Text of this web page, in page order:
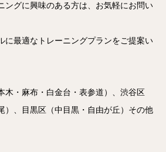
ングに興味のある方は、お気軽にお問い
に最適なトレーニングプランをご提案い
木・麻布・白金台・表参道）、渋谷区
）、目黒区（中目黒・自由が丘）その他